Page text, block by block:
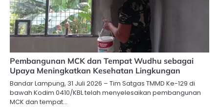
Pembangunan MCK dan Tempat Wudhu sebagai
Upaya Meningkatkan Kesehatan Lingkungan
Bandar Lampung, 31 Juli 2026 – Tim Satgas TMMD Ke-129 di
bawah Kodim 0410/KBL telah menyelesaikan pembangunan
MCK dan tempat…